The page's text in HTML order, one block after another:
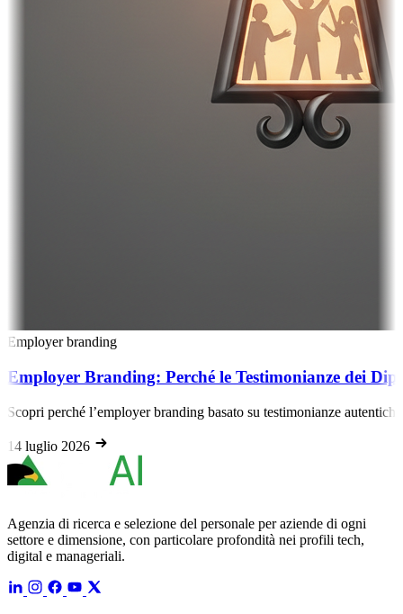
Employer branding
Employer Branding: Perché le Testimonianze dei
Scopri perché l’employer branding basato su testimonianze
14 luglio 2026
Agenzia di ricerca e selezione del personale per aziende di ogni
settore e dimensione, con particolare profondità nei profili tech,
digital e manageriali.